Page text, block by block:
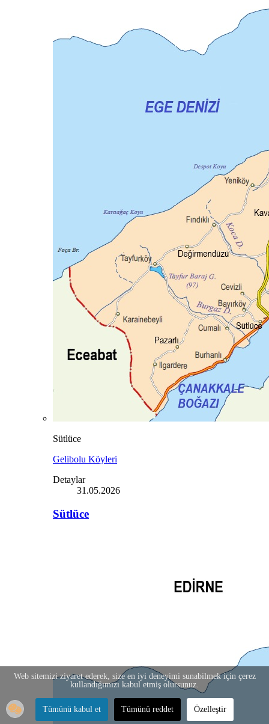
Sütlüce
Gelibolu Köyleri
Detaylar
31.05.2026
Sütlüce
Web sitemizi ziyaret ederek, size en iyi deneyimi sunabilmek için çerez
kullandığımızı kabul etmiş olursunuz.
Tümünü kabul et Tümünü reddet Özelleştir